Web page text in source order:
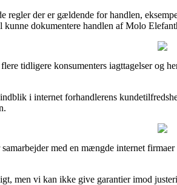
der er gældende for handlen,
dokumentere handlen af Molo
tidligere konsumenters iagttagelser og
i internet forhandlerens
med en mængde internet
men vi kan ikke give garantier imod